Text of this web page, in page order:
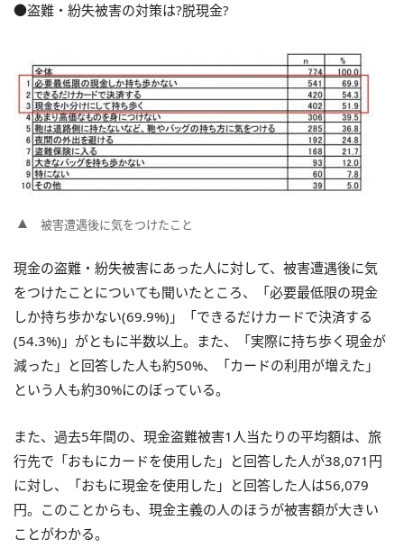
●盗難・紛失被害の対策は?脱現金?
被害遭遇後に気をつけたこと
現金の盗難・紛失被害にあった人に対して、被害遭遇後に気
をつけたことについても聞いたところ、「必要最低限の現金
しか持ち歩かない(69.9%)」「できるだけカードで決済する
(54.3%)」がともに半数以上。また、「実際に持ち歩く現金が
減った」と回答した人も約50%、「カードの利用が増えた」
という人も約30%にのぼっている。
また、過去5年間の、現金盗難被害1人当たりの平均額は、旅
行先で「おもにカードを使用した」と回答した人が38,071円
に対し、「おもに現金を使用した」と回答した人は56,079
円。このことからも、現金主義の人のほうが被害額が大きい
ことがわかる。